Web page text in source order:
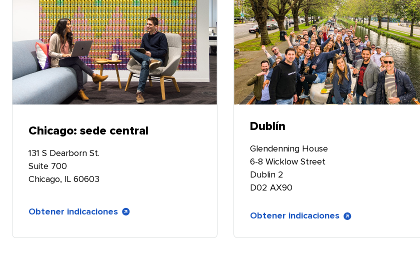
Chicago: sede central​​
131 S Dearborn St.
Suite 700
Chicago, IL 60603​​
Obtener indicaciones​​
Dublín​​
Glendenning House
6-8 Wicklow Street
Dublin 2
D02 AX90​​
Obtener indicaciones​​